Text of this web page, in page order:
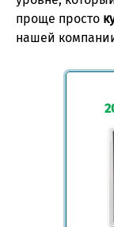
проще просто
нашей